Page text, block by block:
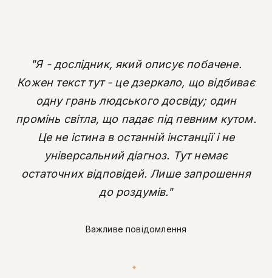
"Я - дослідник, який описує побачене.
Кожен текст тут - це дзеркало, що відбиває
одну грань людського досвіду; один
промінь світла, що падає під певним кутом.
Це не істина в останній інстанції і не
універсальний діагноз. Тут немає
остаточних відповідей. Лише запрошення
до роздумів."
Важливе повідомлення
✦